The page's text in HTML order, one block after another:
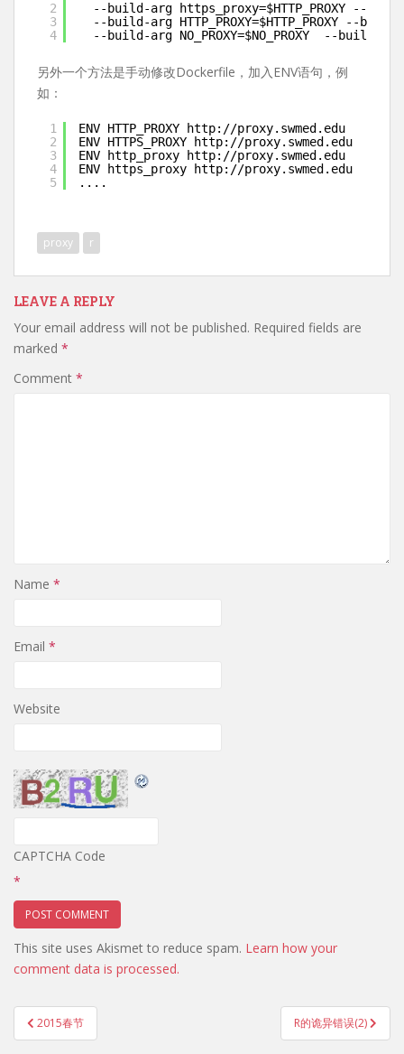
2
3
4
--build-arg https_proxy=$HTTP_PROXY --
--build-arg HTTP_PROXY=$HTTP_PROXY --build-
--build-arg NO_PROXY=$NO_PROXY  --build-
另外一个方法是手动修改Dockerfile，加入ENV语句，例
如：
1
2
3
4
5
ENV HTTP_PROXY
http://proxy.swmed.edu
ENV HTTPS_PROXY
http://proxy.swmed.edu
ENV http_proxy
http://proxy.swmed.edu
ENV https_proxy
http://proxy.swmed.edu
....
proxy r
LEAVE A REPLY
Your email address will not be published. Required fields are
marked *
Comment *
Name *
Email *
Website
CAPTCHA Code
*
This site uses Akismet to reduce spam. Learn how your
comment data is processed.
Post
navigation
2015春节 R的诡异错误(2)